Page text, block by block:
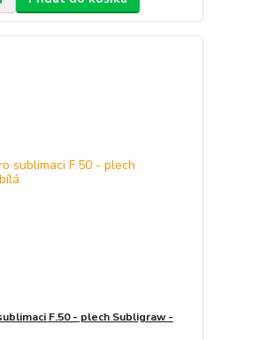
F.50 - plech Subligraw -